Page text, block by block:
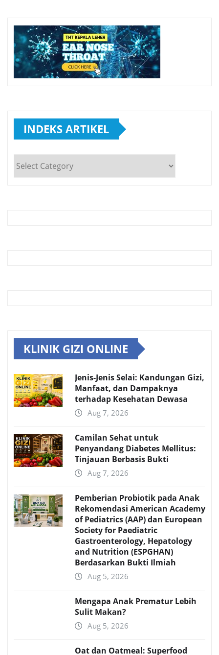
INDEKS ARTIKEL
INDEKS
KLINIK GIZI ONLINE
Jenis-Jenis Selai: Kandungan Gizi,
Manfaat, dan Dampaknya
terhadap Kesehatan Dewasa
Aug 7, 2026
Camilan Sehat untuk
Penyandang Diabetes Mellitus:
Tinjauan Berbasis Bukti
Aug 7, 2026
Pemberian Probiotik pada Anak
Rekomendasi American Academy
of Pediatrics (AAP) dan European
Society for Paediatric
Gastroenterology, Hepatology
and Nutrition (ESPGHAN)
Berdasarkan Bukti Ilmiah
Aug 5, 2026
Mengapa Anak Prematur Lebih
Sulit Makan?
Aug 5, 2026
Oat dan Oatmeal: Superfood